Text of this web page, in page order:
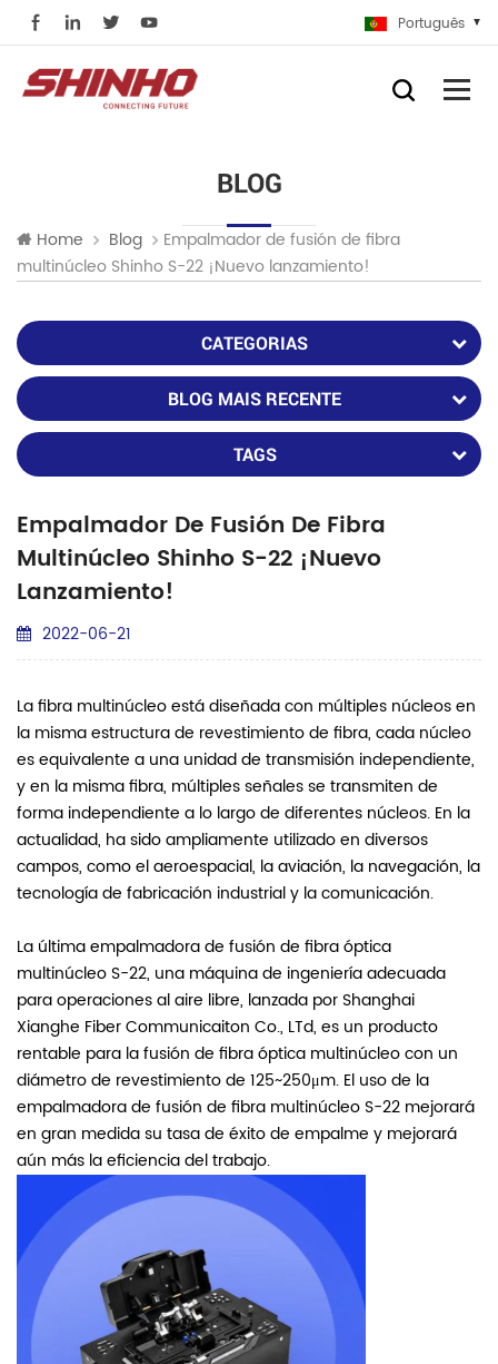
Português
BLOG
Home Blog
Empalmador de fusión de fibra
multinúcleo Shinho S-22 ¡Nuevo lanzamiento!
CATEGORIAS
BLOG MAIS RECENTE
TAGS
Empalmador De Fusión De Fibra
Multinúcleo Shinho S-22 ¡Nuevo
Lanzamiento!
2022-06-21
La fibra multinúcleo está diseñada con múltiples núcleos en
la misma estructura de revestimiento de fibra, cada núcleo
es equivalente a una unidad de transmisión independiente,
y en la misma fibra, múltiples señales se transmiten de
forma independiente a lo largo de diferentes núcleos. En la
actualidad, ha sido ampliamente utilizado en diversos
campos, como el aeroespacial, la aviación, la navegación, la
tecnología de fabricación industrial y la comunicación.
La última empalmadora de fusión de fibra óptica
multinúcleo S-22, una máquina de ingeniería adecuada
para operaciones al aire libre, lanzada por Shanghai
Xianghe Fiber Communicaiton Co., LTd, es un producto
rentable para la fusión de fibra óptica multinúcleo con un
diámetro de revestimiento de 125~250μm. El uso de la
empalmadora de fusión de fibra multinúcleo S-22 mejorará
en gran medida su tasa de éxito de empalme y mejorará
aún más la eficiencia del trabajo.